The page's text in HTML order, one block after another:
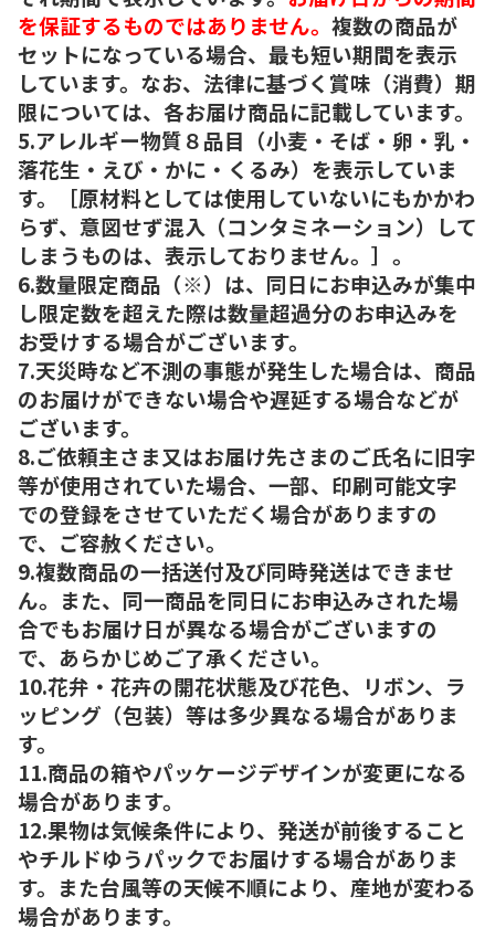
を保証するものではありません。 複数の商品が
セットになっている場合、最も短い期間を表示
しています。なお、法律に基づく賞味（消費）期
限については、各お届け商品に記載しています。
5.アレルギー物質８品目（小麦・そば・卵・乳・
落花生・えび・かに・くるみ）を表示していま
す。［原材料としては使用していないにもかかわ
らず、意図せず混入（コンタミネーション）して
しまうものは、表示しておりません。］。
6.数量限定商品（※）は、同日にお申込みが集中
し限定数を超えた際は数量超過分のお申込みを
お受けする場合がございます。
7.天災時など不測の事態が発生した場合は、商品
のお届けができない場合や遅延する場合などが
ございます。
8.ご依頼主さま又はお届け先さまのご氏名に旧字
等が使用されていた場合、一部、印刷可能文字
での登録をさせていただく場合がありますの
で、ご容赦ください。
9.複数商品の一括送付及び同時発送はできませ
ん。また、同一商品を同日にお申込みされた場
合でもお届け日が異なる場合がございますの
で、あらかじめご了承ください。
10.花弁・花卉の開花状態及び花色、リボン、ラ
ッピング（包装）等は多少異なる場合がありま
す。
11.商品の箱やパッケージデザインが変更になる
場合があります。
12.果物は気候条件により、発送が前後すること
やチルドゆうパックでお届けする場合がありま
す。また台風等の天候不順により、産地が変わる
場合があります。